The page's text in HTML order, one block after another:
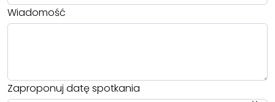
Wiadomość
Zaproponuj datę spotkania